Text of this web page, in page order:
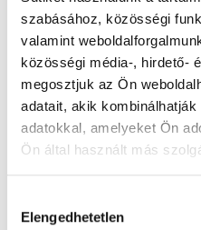
szabásához, közösségi
valamint
közösségi média-, hirdető-
megosztjuk az Ön
adatait, akik
adatokkal, amelyeket Ön
Ön által használt más
kiválasztása
Elengedhetetlen
A tartós hőhullám
takarékossági
a Pécsi Köztemető
nyitvatartása: 2026.
hétfőtől szombatig 12
Tovább